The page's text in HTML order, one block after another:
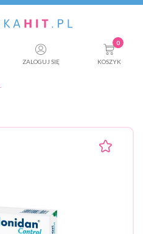
ZALOGUJ SIĘ
0
KOSZYK